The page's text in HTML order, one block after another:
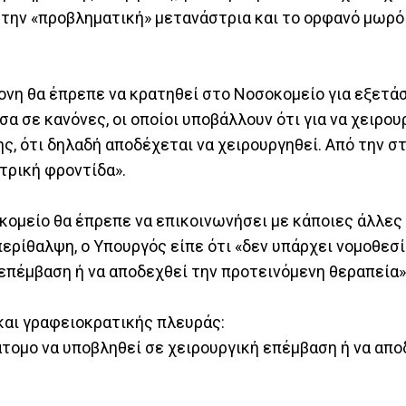
«προβληματική» μετανάστρια και το ορφανό μωρό
θα έπρεπε να κρατηθεί στο Νοσοκομείο για
σε κανόνες, οι οποίοι υποβάλλουν ότι για να
ότι δηλαδή αποδέχεται να χειρουργηθεί. Από την
φροντίδα».
θα έπρεπε να επικοινωνήσει με κάποιες άλλες
ο Υπουργός είπε ότι «δεν υπάρχει
ή να αποδεχθεί την προτεινόμενη
γραφειοκρατικής πλευράς:
να υποβληθεί σε χειρουργική επέμβαση ή να